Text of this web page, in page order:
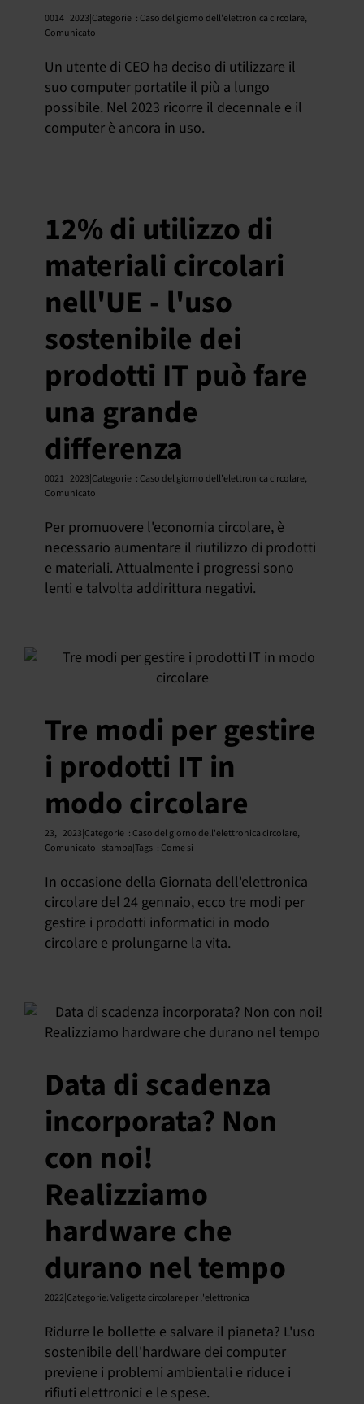
0014 2023|Categorie : Caso del giorno dell'elettronica circolare,
Comunicato
Un utente di CEO ha deciso di utilizzare il
suo computer portatile il più a lungo
possibile. Nel 2023 ricorre il decennale e il
computer è ancora in uso.
12% di utilizzo di
materiali circolari
nell'UE - l'uso
sostenibile dei
prodotti IT può fare
una grande
differenza
0021 2023|Categorie : Caso del giorno dell'elettronica circolare,
Comunicato
Per promuovere l'economia circolare, è
necessario aumentare il riutilizzo di prodotti
e materiali. Attualmente i progressi sono
lenti e talvolta addirittura negativi.
Tre modi per gestire
i prodotti IT in
modo circolare
23, 2023|Categorie : Caso del giorno dell'elettronica circolare,
Comunicato stampa|Tags : Come si
In occasione della Giornata dell'elettronica
circolare del 24 gennaio, ecco tre modi per
gestire i prodotti informatici in modo
circolare e prolungarne la vita.
Data di scadenza
incorporata? Non
con noi!
Realizziamo
hardware che
durano nel tempo
2022|Categorie:Valigetta circolare per l'elettronica
Ridurre le bollette e salvare il pianeta? L'uso
sostenibile dell'hardware dei computer
previene i problemi ambientali e riduce i
rifiuti elettronici e le spese.